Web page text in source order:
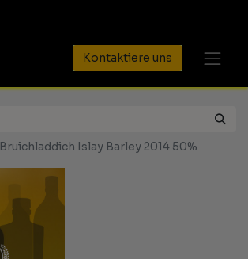
Kontaktiere uns
Bruichladdich Islay Barley 2014 50%